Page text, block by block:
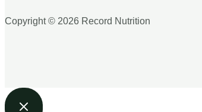
Copyright © 2026 Record Nutrition